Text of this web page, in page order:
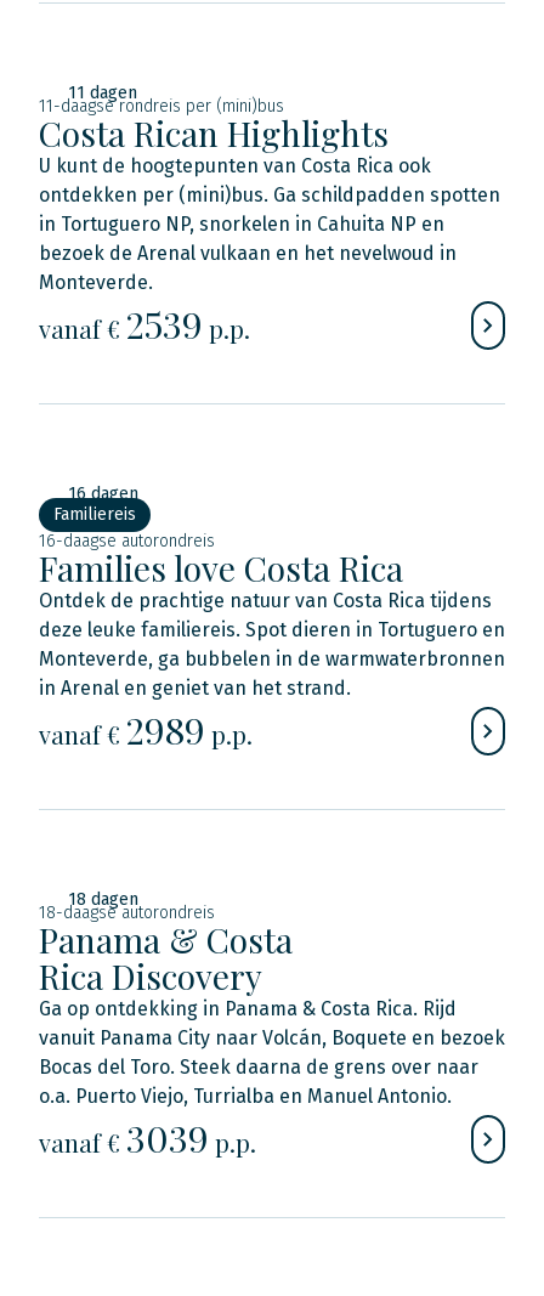
11 dagen
11-daagse rondreis per (mini)bus
Costa Rican Highlights
U kunt de hoogtepunten van Costa Rica ook
ontdekken per (mini)bus. Ga schildpadden spotten
in Tortuguero NP, snorkelen in Cahuita NP en
bezoek de Arenal vulkaan en het nevelwoud in
Monteverde.
vanaf € 2539 p.p.
16 dagen
Familiereis
16-daagse autorondreis
Families love Costa Rica
Ontdek de prachtige natuur van Costa Rica tijdens
deze leuke familiereis. Spot dieren in Tortuguero en
Monteverde, ga bubbelen in de warmwaterbronnen
in Arenal en geniet van het strand.
vanaf € 2989 p.p.
18 dagen
18-daagse autorondreis
Panama & Costa
Rica Discovery
Ga op ontdekking in Panama & Costa Rica. Rijd
vanuit Panama City naar Volcán, Boquete en bezoek
Bocas del Toro. Steek daarna de grens over naar
o.a. Puerto Viejo, Turrialba en Manuel Antonio.
vanaf € 3039 p.p.